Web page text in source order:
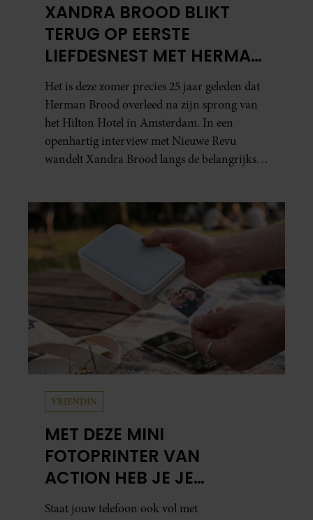
XANDRA BROOD BLIKT
TERUG OP EERSTE
LIEFDESNEST MET HERMAN
BROOD: “HIER IS LOLA
GEBOREN”
Het is deze zomer precies 25 jaar geleden dat
Herman Brood overleed na zijn sprong van
het Hilton Hotel in Amsterdam. In een
openhartig interview met Nieuwe Revu
wandelt Xandra Brood langs de belangrijkste
Leidsedwarsstraat roept een stortvloed aan
herinneringen op. Daar begon hun leven
samen en werd dochter Lola geboren.
VRIENDIN
MET DEZE MINI
FOTOPRINTER VAN
ACTION HEB JE JE
FAVORIETE FOTO’S BINNEN
Staat jouw telefoon ook vol met